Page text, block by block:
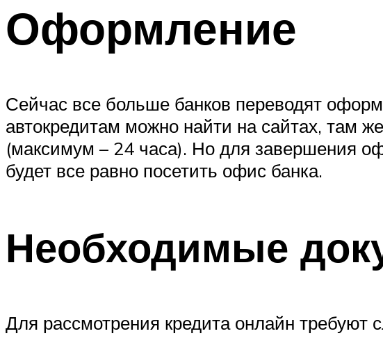
Оформление
Сейчас все больше банков переводят
автокредитам можно найти на сайтах, там
(максимум – 24 часа). Но для завершения
будет все равно посетить офис банка.
Необходимые
Для рассмотрения кредита онлайн требуют